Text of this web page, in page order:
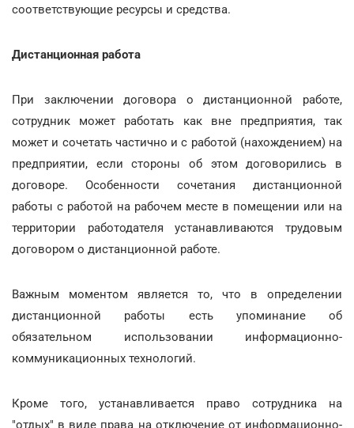
соответствующие ресурсы и средства.
Дистанционная работа
При заключении договора о дистанционной работе,
сотрудник может работать как вне предприятия, так
может и сочетать частично и с работой (нахождением) на
предприятии, если стороны об этом договорились в
договоре. Особенности сочетания дистанционной
работы с работой на рабочем месте в помещении или на
территории работодателя устанавливаются трудовым
договором о дистанционной работе.
Важным моментом является то, что в определении
дистанционной работы есть упоминание об
обязательном использовании информационно-
коммуникационных технологий.
Кроме того, устанавливается право сотрудника на
"отдых" в виде права на отключение от информационно-